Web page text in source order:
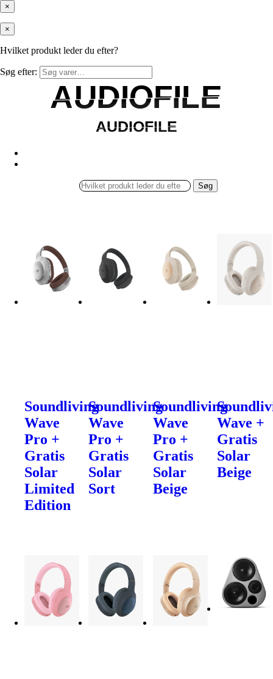
×
×
Hvilket produkt leder du efter?
Søg efter:
AUDIOFILE
AUDIOFILE
AUDIOFILE
AUDIOFILE
Søg
Soundliving
Wave
Pro +
Gratis
Solar
Limited
Edition
Soundliving
Wave
Pro +
Gratis
Solar
Sort
Soundliving
Wave
Pro +
Gratis
Solar
Beige
Wave +
Gratis
Solar
Beige